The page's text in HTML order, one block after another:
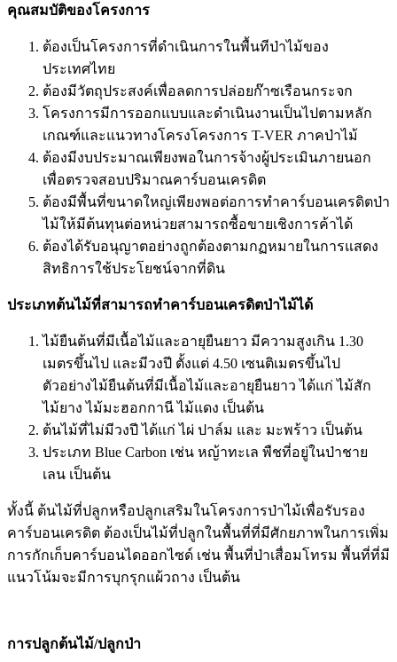
คุณสมบัติของโครงการ
ต้องเป็นโครงการที่ดำเนินการในพื้นทีป่าไม้ของ
ประเทศไทย
ต้องมีวัตถุประสงค์เพื่อลดการปล่อยก๊าซเรือนกระจก
โครงการมีการออกแบบและดำเนินงานเป็นไปตามหลัก
เกณฑ์และแนวทางโครงโครงการ T-VER ภาคป่าไม้
ต้องมีงบประมาณเพียงพอในการจ้างผู้ประเมินภายนอก
เพื่อตรวจสอบปริมาณคาร์บอนเครดิต
ต้องมีพื้นที่ขนาดใหญ่เพียงพอต่อการทำคาร์บอนเครดิตป่า
ไม้ให้มีต้นทุนต่อหน่วยสามารถซื้อขายเชิงการค้าได้
ต้องได้รับอนุญาตอย่างถูกต้องตามกฏหมายในการแสดง
สิทธิการใช้ประโยชน์จากที่ดิน
ประเภทต้นไม้ที่สามารถทำคาร์บอนเครดิตป่าไม้ได้
ไม้ยืนต้นที่มีเนื้อไม้และอายุยืนยาว มีความสูงเกิน 1.30
เมตรขึ้นไป และมีวงปี ตั้งแต่ 4.50 เซนติเมตรขึ้นไป
ตัวอย่างไม้ยืนต้นที่มีเนื้อไม้และอายุยืนยาว ได้แก่ ไม้สัก
ไม้ยาง ไม้มะฮอกกานี ไม้แดง เป็นต้น
ต้นไม้ที่ไม่มีวงปี ได้แก่ ไผ่ ปาล์ม และ มะพร้าว เป็นต้น
ประเภท Blue Carbon เช่น หญ้าทะเล พืชที่อยู่ในป่าชาย
เลน เป็นต้น
ทั้งนี้ ต้นไม้ที่ปลูกหรือปลูกเสริมในโครงการป่าไม้เพื่อรับรอง
คาร์บอนเครดิต ต้องเป็นไม้ที่ปลูกในพื้นที่ที่มีศักยภาพในการเพิ่ม
การกักเก็บคาร์บอนไดออกไซด์ เช่น พื้นที่ป่าเสื่อมโทรม พื้นที่ที่มี
แนวโน้มจะมีการบุกรุกแผ้วถาง เป็นต้น
การปลูกต้นไม้/ปลูกป่า